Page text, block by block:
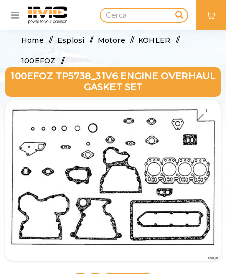
Home / Esplosi / Motore / KOHLER /
100EFOZ /
100EFOZ TP5738_31V6 Engine Overhaul Gasket
100EFOZ TP5738_31V6 ENGINE OVERHAUL
GASKET SET